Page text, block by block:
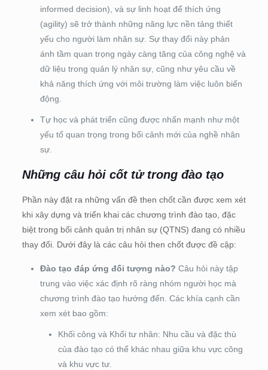
informed decision), và sự linh hoạt để thích ứng
(agility) sẽ trở thành những năng lực nền tảng thiết
yếu cho người làm nhân sự. Sự thay đổi này phản
ánh tầm quan trọng ngày càng tăng của công nghệ và
dữ liệu trong quản lý nhân sự, cũng như yêu cầu về
khả năng thích ứng với môi trường làm việc luôn biến
động.
Tự học và phát triển cũng được nhấn mạnh như một
yếu tố quan trọng trong bối cảnh mới của nghề nhân
sự.
Những câu hỏi cốt tử trong đào tạo
Phần này đặt ra những vấn đề then chốt cần được xem xét
khi xây dựng và triển khai các chương trình đào tạo, đặc
biệt trong bối cảnh quản trị nhân sự (QTNS) đang có nhiều
thay đổi. Dưới đây là các câu hỏi then chốt được đề cập:
Đào tạo đáp ứng đối tượng nào? Câu hỏi này tập
trung vào việc xác định rõ ràng nhóm người học mà
chương trình đào tạo hướng đến. Các khía cạnh cần
xem xét bao gồm:
Khối công và Khối tư nhân: Nhu cầu và đặc thù
của đào tạo có thể khác nhau giữa khu vực công
và khu vực tư.